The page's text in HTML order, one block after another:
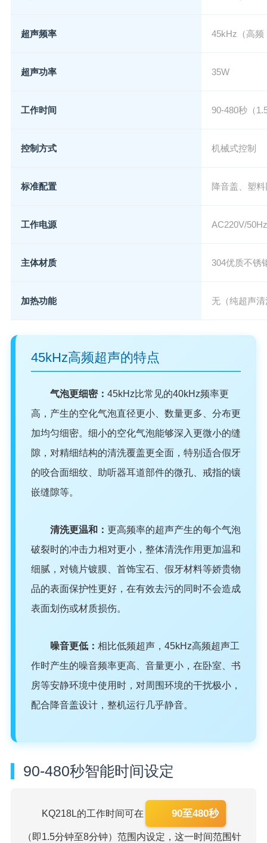
超声频率 45kHz（高频
超声功率 35W
工作时间 90-480秒（
控制方式 机械式控制
标准配置 降音盖、塑
工作电源 AC220V/
主体材质 304优质不锈
加热功能 无（纯超声
45kHz高频超声的特点
气泡更细密： 45kHz比常见的40kHz频率更
高，产生的空化气泡直径更小、数量更多、分布更
加均匀细密。细小的空化气泡能够深入更微小的缝
隙，对精细结构的清洗覆盖更全面，特别适合假牙
的咬合面细纹、助听器耳道部件的微孔、戒指的镶
嵌缝隙等。
清洗更温和： 更高频率的超声产生的每个气泡
破裂时的冲击力相对更小，整体清洗作用更加温和
细腻，对镜片镀膜、首饰宝石、假牙材料等娇贵物
品的表面保护性更好，在有效去污的同时不会造成
表面划伤或材质损伤。
噪音更低： 相比低频超声，45kHz高频超声工
作时产生的噪音频率更高、音量更小，在卧室、书
房等安静环境中使用时，对周围环境的干扰极小，
配合降音盖设计，整机运行几乎静音。
90-480秒智能时间设定
KQ218L的工作时间可在 90至480秒
（即1.5分钟至8分钟）范围内设定，这一时间范围针